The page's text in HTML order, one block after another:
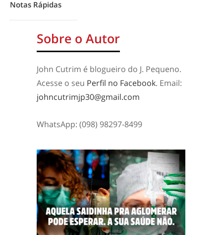
Notas Rápidas
Sobre o Autor
John Cutrim é blogueiro do J. Pequeno.
Acesse o seu Perfil no Facebook. Email:
johncutrimjp30@gmail.com
WhatsApp: (098) 98297-8499